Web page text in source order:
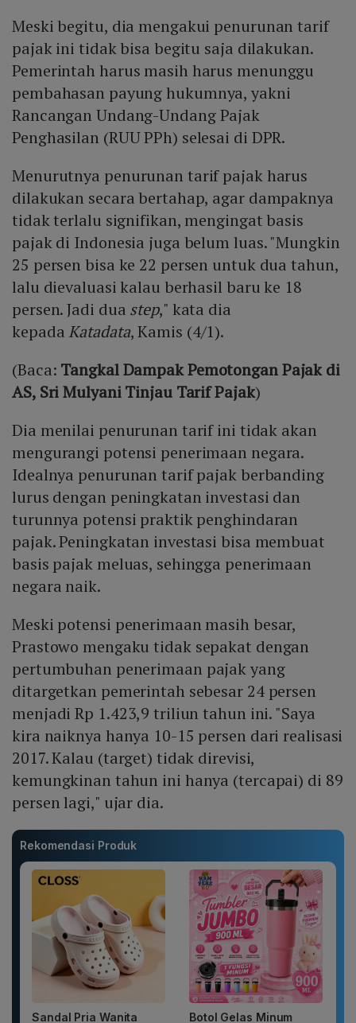
Meski begitu, dia mengakui penurunan tarif
pajak ini tidak bisa begitu saja dilakukan.
Pemerintah harus masih harus menunggu
pembahasan payung hukumnya, yakni
Rancangan Undang-Undang Pajak
Penghasilan (RUU PPh) selesai di DPR.
Menurutnya penurunan tarif pajak harus
dilakukan secara bertahap, agar dampaknya
tidak terlalu signifikan, mengingat basis
pajak di Indonesia juga belum luas. "Mungkin
25 persen bisa ke 22 persen untuk dua tahun,
lalu dievaluasi kalau berhasil baru ke 18
persen. Jadi dua step," kata dia
kepada Katadata, Kamis (4/1).
(Baca: Tangkal Dampak Pemotongan Pajak di
AS, Sri Mulyani Tinjau Tarif Pajak)
Dia menilai penurunan tarif ini tidak akan
mengurangi potensi penerimaan negara.
Idealnya penurunan tarif pajak berbanding
lurus dengan peningkatan investasi dan
turunnya potensi praktik penghindaran
pajak. Peningkatan investasi bisa membuat
basis pajak meluas, sehingga penerimaan
negara naik.
Meski potensi penerimaan masih besar,
Prastowo mengaku tidak sepakat dengan
pertumbuhan penerimaan pajak yang
ditargetkan pemerintah sebesar 24 persen
menjadi Rp 1.423,9 triliun tahun ini. "Saya
kira naiknya hanya 10-15 persen dari realisasi
2017. Kalau (target) tidak direvisi,
kemungkinan tahun ini hanya (tercapai) di 89
persen lagi," ujar dia.
Rekomendasi Produk
Sandal Pria Wanita Botol Gelas Minum